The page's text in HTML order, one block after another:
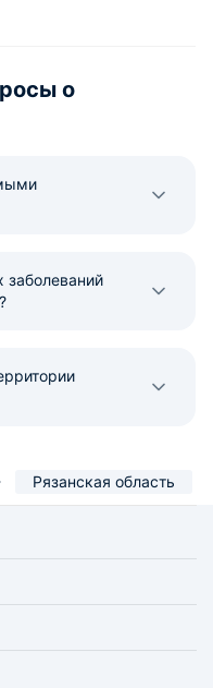
о
заболеваний
Рязанская область